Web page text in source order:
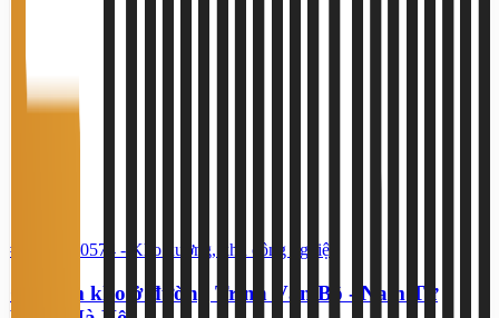
#YC87650574 - Kho xưởng, khu công nghiệp
Cần tìm kho ở đường Trịnh Văn Bô - Nam Từ